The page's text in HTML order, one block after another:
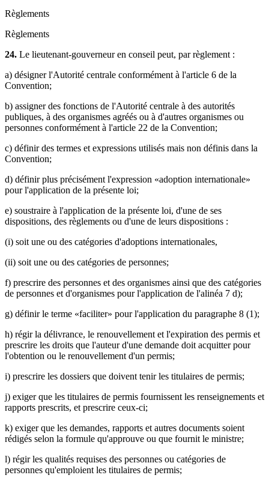
Règlements
Règlements
24. Le lieutenant-gouverneur en conseil peut, par règlement :
a) désigner l'Autorité centrale conformément à l'article 6 de la
Convention;
b) assigner des fonctions de l'Autorité centrale à des autorités
publiques, à des organismes agréés ou à d'autres organismes ou
personnes conformément à l'article 22 de la Convention;
c) définir des termes et expressions utilisés mais non définis dans la
Convention;
d) définir plus précisément l'expression «adoption internationale»
pour l'application de la présente loi;
e) soustraire à l'application de la présente loi, d'une de ses
dispositions, des règlements ou d'une de leurs dispositions :
(i) soit une ou des catégories d'adoptions internationales,
(ii) soit une ou des catégories de personnes;
f) prescrire des personnes et des organismes ainsi que des catégories
de personnes et d'organismes pour l'application de l'alinéa 7 d);
g) définir le terme «faciliter» pour l'application du paragraphe 8 (1);
h) régir la délivrance, le renouvellement et l'expiration des permis et
prescrire les droits que l'auteur d'une demande doit acquitter pour
l'obtention ou le renouvellement d'un permis;
i) prescrire les dossiers que doivent tenir les titulaires de permis;
j) exiger que les titulaires de permis fournissent les renseignements et
rapports prescrits, et prescrire ceux-ci;
k) exiger que les demandes, rapports et autres documents soient
rédigés selon la formule qu'approuve ou que fournit le ministre;
l) régir les qualités requises des personnes ou catégories de
personnes qu'emploient les titulaires de permis;